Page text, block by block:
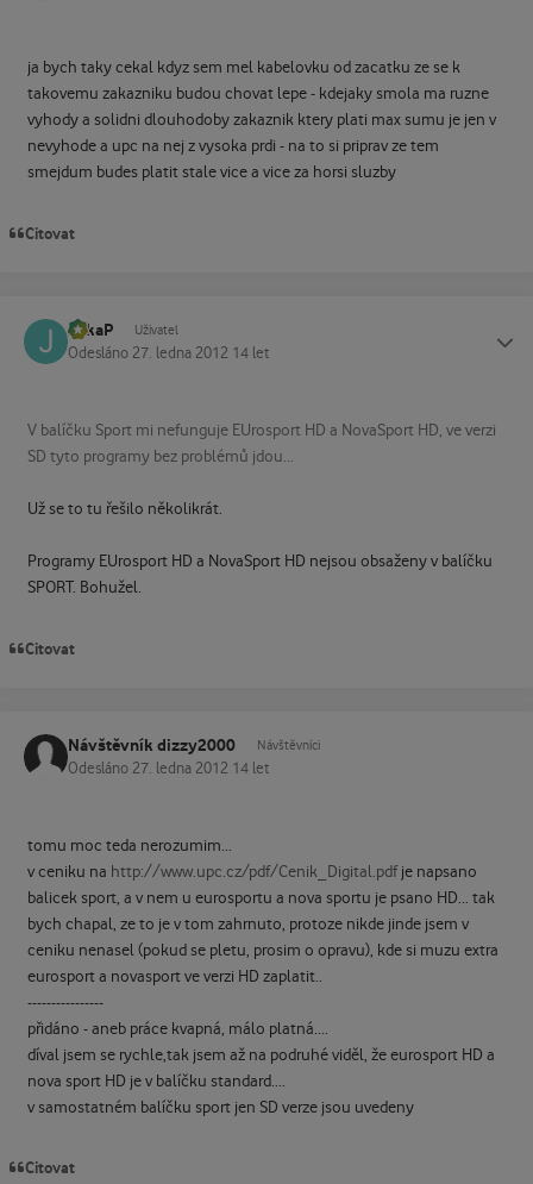
ja bych taky cekal kdyz sem mel kabelovku od zacatku ze se k
takovemu zakazniku budou chovat lepe - kdejaky smola ma ruzne
vyhody a solidni dlouhodoby zakaznik ktery plati max sumu je jen v
nevyhode a upc na nej z vysoka prdi - na to si priprav ze tem
smejdum budes platit stale vice a vice za horsi sluzby
Citovat
JirkaP Uživatel
Odesláno 27. ledna 2012 14 let
V balíčku Sport mi nefunguje EUrosport HD a NovaSport HD, ve verzi
SD tyto programy bez problémů jdou...
Už se to tu řešilo několikrát.
Programy EUrosport HD a NovaSport HD nejsou obsaženy v balíčku
SPORT. Bohužel.
Citovat
Návštěvník dizzy2000 Návštěvníci
Odesláno 27. ledna 2012 14 let
tomu moc teda nerozumim...
v ceniku na http://www.upc.cz/pdf/Cenik_Digital.pdfje napsano
balicek sport, a v nem u eurosportu a nova sportu je psano HD... tak
bych chapal, ze to je v tom zahrnuto, protoze nikde jinde jsem v
ceniku nenasel (pokud se pletu, prosim o opravu), kde si muzu extra
eurosport a novasport ve verzi HD zaplatit..
----------------
přidáno - aneb práce kvapná, málo platná....
díval jsem se rychle,tak jsem až na podruhé viděl, že eurosport HD a
nova sport HD je v balíčku standard....
v samostatném balíčku sport jen SD verze jsou uvedeny
Citovat